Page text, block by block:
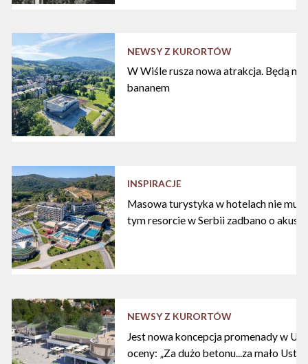
NEWSY Z KURORTÓW
W Wiśle rusza nowa atrakcja. Będą
bananem
INSPIRACJE
Masowa turystyka w hotelach nie musi
tym resorcie w Serbii zadbano o
NEWSY Z KURORTÓW
Jest nowa koncepcja promenady w
oceny: „Za dużo betonu...za mało